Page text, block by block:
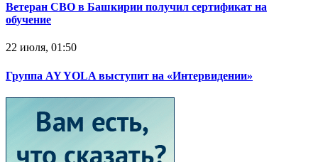
Ветеран СВО в Башкирии получил сертификат на
обучение
22 июля, 01:50
Группа AY YOLA выступит на «Интервидении»